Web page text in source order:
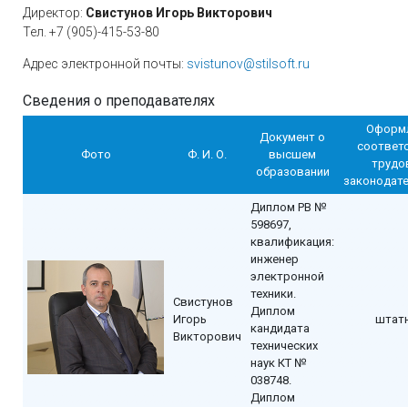
Директор: Свистунов Игорь Викторович
Тел. +7 (905)-415-53-80
Адрес электронной почты: svistunov@stilsoft.ru
Сведения о преподавателях
Фото Ф. И. О.
Документ о
высшем
образовании
Свистунов
Игорь
Викторович
Диплом РВ №
598697,
квалификация:
инженер
электронной
техники.
Диплом
кандидата
технических
наук КТ №
038748.
Диплом